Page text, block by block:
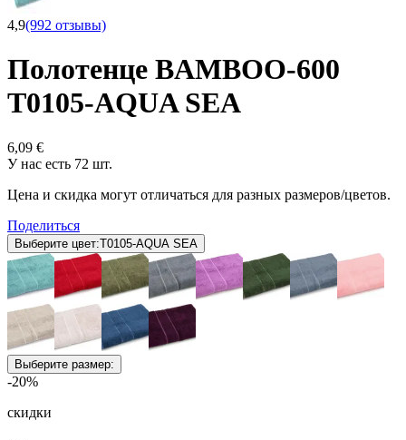
4,9(992 отзывы)
Полотенце BAMBOO-600
T0105-AQUA SEA
6,09 €
У нас есть 72 шт.
Цена и скидка могут отличаться для разных размеров/цветов.
Поделиться
Выберите цвет:T0105-AQUA SEA
Выберите размер:
-20%
скидки